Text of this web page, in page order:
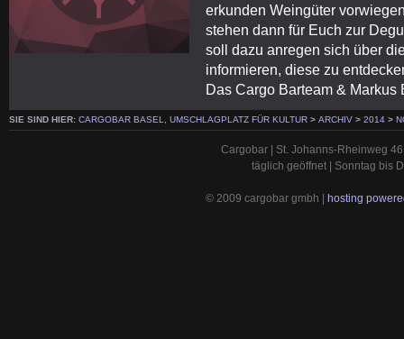
erkunden Weingüter
stehen dann für Euch zur
soll dazu anregen sich über
informieren, diese zu
Das Cargo Barteam & Markus
SIE SIND HIER: CARGOBAR BASEL, UMSCHLAGPLATZ FÜR KULTUR > ARCHIV > 2014 >
Cargobar | St. Johanns-Rheinweg
täglich geöffnet | Sonntag bis
© 2009 cargobar gmbh | hosting